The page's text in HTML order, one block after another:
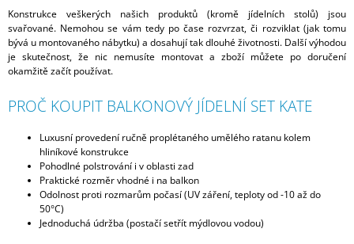
Konstrukce veškerých našich produktů (kromě jídelních stolů) jsou
svařované. Nemohou se vám tedy po čase rozvrzat, či rozviklat (jak tomu
bývá u montovaného nábytku) a dosahují tak dlouhé životnosti. Další výhodou
je skutečnost, že nic nemusíte montovat a zboží můžete po doručení
okamžitě začít používat.
PROČ KOUPIT BALKONOVÝ JÍDELNÍ SET KATE
Luxusní provedení ručně proplétaného umělého ratanu kolem
hliníkové konstrukce
Pohodlné polstrování i v oblasti zad
Praktické rozměr vhodné i na balkon
Odolnost proti rozmarům počasí (UV záření, teploty od -10 až do
50°C)
Jednoduchá údržba (postačí setřít mýdlovou vodou)